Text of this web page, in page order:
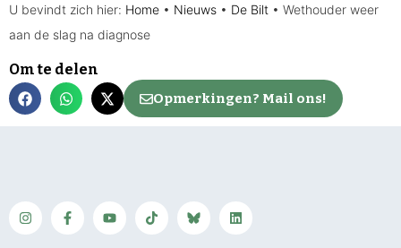
U bevindt zich hier: Home • Nieuws • De Bilt • Wethouder weer
aan de slag na diagnose
Om te delen
Opmerkingen? Mail ons!